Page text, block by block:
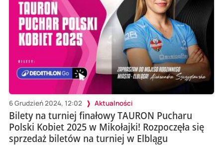
6 Grudzień 2024, 12:02 Aktualności
Bilety na turniej finałowy TAURON Pucharu
Polski Kobiet 2025 w Mikołajki! Rozpoczęła się
sprzedaż biletów na turniej w Elblągu